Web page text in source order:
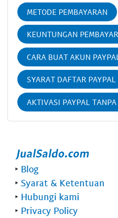
METODE PEMBAYARAN
KEUNTUNGAN
CARA BUAT AKUN PAYPAL
SYARAT DAFTAR PAYPAL
AKTIVASI PAYPAL
‣ Blog
‣ Syarat & Ketentuan
‣ Hubungi kami
‣ Privacy Policy